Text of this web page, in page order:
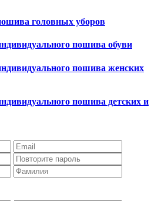
головных уборов
пошива обуви
пошива женских
пошива детских и